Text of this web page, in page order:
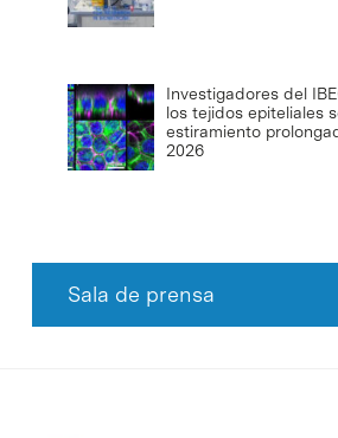
Investigadores del
los tejidos epiteliales
estiramiento
2026
Sala de prensa